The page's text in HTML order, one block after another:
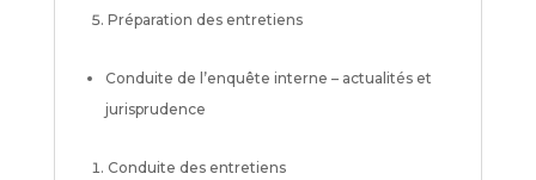
Préparation des entretiens
Conduite de l’enquête interne – actualités et
jurisprudence
Conduite des entretiens